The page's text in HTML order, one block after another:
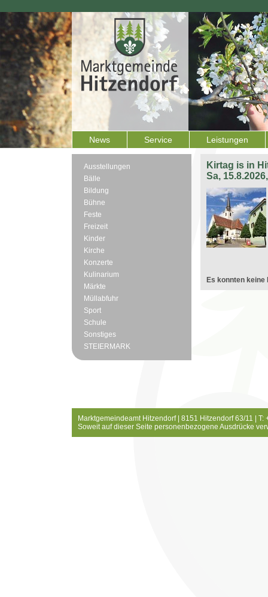
News Service Leistungen
Ausstellungen
Bälle
Bildung
Bühne
Feste
Freizeit
Kinder
Kirche
Konzerte
Kulinarium
Märkte
Müllabfuhr
Sport
Schule
Sonstiges
STEIERMARK
Kirtag is in
Sa,
Es konnten keine
Marktgemeindeamt Hitzendorf | 8151 Hitzendorf 63/11 |
Soweit auf dieser Seite personenbezogene Ausdrücke